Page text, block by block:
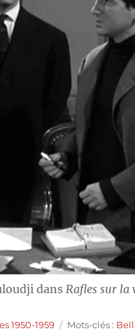
dans Rafles sur la
1950-1959 Étiquettes
Mots-clés :